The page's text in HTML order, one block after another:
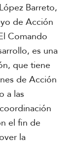
Barreto,
de Acción
Comando
es una
que tiene
de Acción
a las
el fin de
la